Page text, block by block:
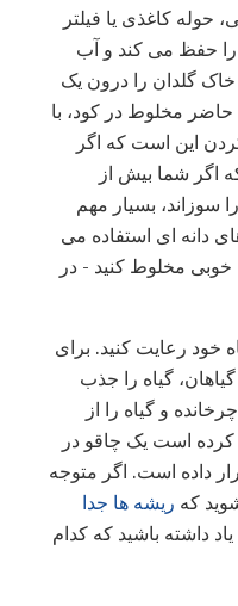
حوله کاغذی یا فیلتر
را حفظ می کند و آب
خاک گلدان را درون یک
حاضر مخلوط در کود، با
این است که اگر
اگر شما بیش از
سوزاند، بسیار مهم
دانه ای استفاده می
خوبی مخلوط کنید - در
خود رعایت کنید. برای
گیاه را جذب
و گیاه را از
است یک چاقو در
داده است. اگر متوجه
که ریشه ها جدا
داشته باشید که کدام